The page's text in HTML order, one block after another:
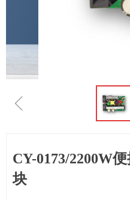
ꁆ
CY-0173/2200W
块